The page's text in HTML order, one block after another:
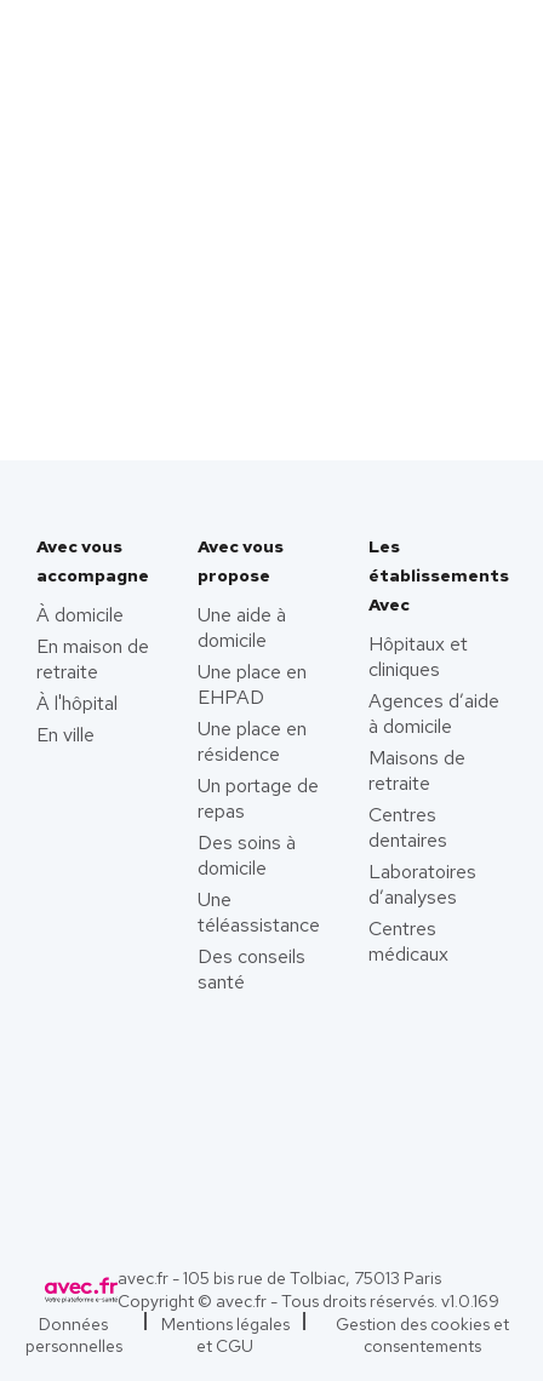
Avec vous
accompagne
À domicile
En maison de
retraite
À l'hôpital
En ville
Avec vous
propose
Une aide à
domicile
Une place en
EHPAD
Une place en
résidence
Un portage de
repas
Des soins à
domicile
Une
téléassistance
Des conseils
santé
Les
établissements
Avec
Hôpitaux et
cliniques
Agences d’aide
à domicile
Maisons de
retraite
Centres
dentaires
Laboratoires
d’analyses
Centres
médicaux
avec.fr - 105 bis rue de Tolbiac, 75013 Paris
Copyright © avec.fr - Tous droits réservés. v1.0.169
Données
personnelles
Mentions légales
et CGU
Gestion des cookies et
consentements